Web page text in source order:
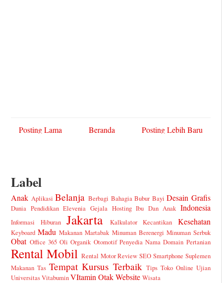
Posting Lebih Baru
Posting Lama Beranda
Label
Anak Aplikasi Belanja Berbagi Bahagia Bubur Bayi Desain Grafis
Dunia Pendidikan Elevenia Gejala Hosting Ibu Dan Anak Indonesia
Informasi Hiburan Jakarta Kalkulator Kecantikan Kesehatan
Keyboard Madu Makanan Martabak Minuman Berenergi Minuman Serbuk
Obat Office 365 Oli Organik Otomotif Penyedia Nama Domain Pertanian
Rental Mobil Rental Motor Review SEO Smartphone Suplemen
Makanan Tas Tempat Kursus Terbaik Tips Toko Online Ujian
UniversitasVitabuminVItamin Otak Website Wisata